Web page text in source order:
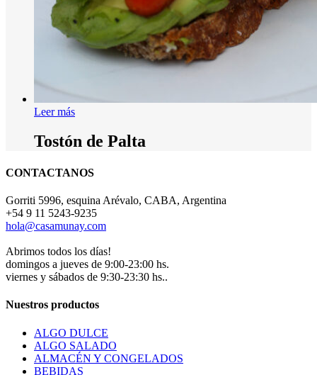
Leer más
Tostón de Palta
CONTACTANOS
Gorriti 5996, esquina Arévalo, CABA, Argentina
+54 9 11 5243-9235
hola@casamunay.com
Abrimos todos los días!
domingos a jueves de 9:00-23:00 hs.
viernes y sábados de 9:30-23:30 hs..
Nuestros productos
ALGO DULCE
ALGO SALADO
ALMACÉN Y CONGELADOS
BEBIDAS